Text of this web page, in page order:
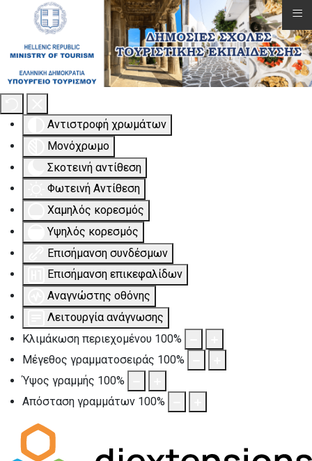
Εργαλειοθήκη Προσβασιμότητας
Αντιστροφή χρωμάτων
Μονόχρωμο
Σκοτεινή αντίθεση
Φωτεινή Αντίθεση
Χαμηλός κορεσμός
Υψηλός κορεσμός
Επισήμανση συνδέσμων
Επισήμανση επικεφαλίδων
Αναγνώστης οθόνης
Λειτουργία ανάγνωσης
Κλιμάκωση περιεχομένου 100%
Μέγεθος γραμματοσειράς 100%
Ύψος γραμμής 100%
Απόσταση γραμμάτων 100%
≡